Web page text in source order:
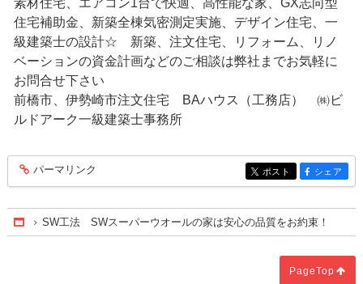
素材住宅、エアコン1台で快適、高性能な家、GX志向型
住宅補助金、新築全棟気密測定実施、デザイン住宅、一
級建築士の設計☆ 新築、注文住宅、リフォーム、リノ
ベーションの資金計画などのご相談は弊社までお気軽に
お問合せ下さい
前橋市、伊勢崎市注文住宅 BAハウス（工務店） ㈱ビ
ルドアーク一級建築士事務所
entry404
パーマリンク entry404
ポスト entry404
シェア
Home
SW工法 SWスーパーウオールの家は安心の品質をお約束！
PageTop